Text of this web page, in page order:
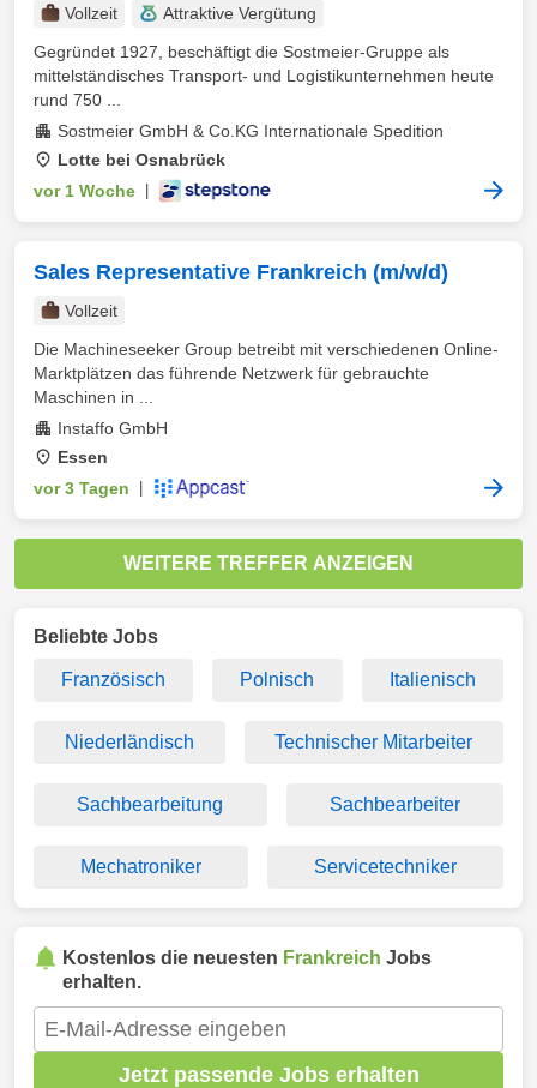
Vollzeit
Attraktive Vergütung
Gegründet 1927, beschäftigt die Sostmeier-Gruppe als
mittelständisches Transport- und Logistikunternehmen heute
rund 750 ...
Sostmeier GmbH & Co.KG Internationale Spedition
Lotte bei Osnabrück
vor 1 Woche
Sales Representative Frankreich (m/w/d)
Vollzeit
Die Machineseeker Group betreibt mit verschiedenen Online-
Marktplätzen das führende Netzwerk für gebrauchte
Maschinen in ...
Instaffo GmbH
Essen
vor 3 Tagen
WEITERE TREFFER ANZEIGEN
Beliebte Jobs
Französisch Polnisch Italienisch
Niederländisch Technischer Mitarbeiter
Sachbearbeitung Sachbearbeiter
Mechatroniker Servicetechniker
Kostenlos die neuesten Frankreich Jobs
erhalten.
Jetzt passende Jobs erhalten